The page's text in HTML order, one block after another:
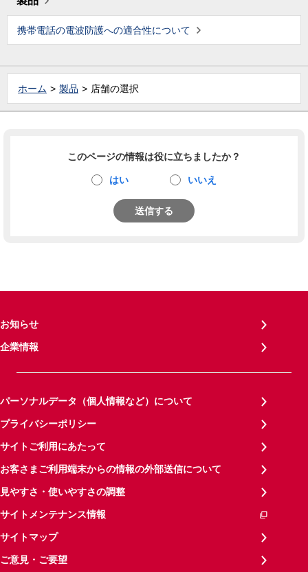
携帯電話の電波防護への適合性について
ホーム 製品 店舗の選択
このページの情報は役に立ちましたか？
はい いいえ
送信する
お知らせ
企業情報
パーソナルデータ（個人情報など）について
プライバシーポリシー
サイトご利用にあたって
お客さまご利用端末からの情報の外部送信について
見やすさ・使いやすさの調整
サイトメンテナンス情報
サイトマップ
ご意見・ご要望